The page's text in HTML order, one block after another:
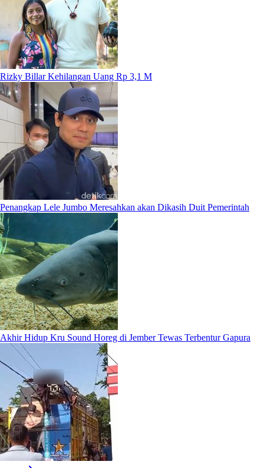
Rizky Billar Kehilangan Uang Rp 3,1 M
Penangkap Lele Jumbo Meresahkan akan Dikasih Duit Pemerintah
Akhir Hidup Kru Sound Horeg di Jember Tewas Terbentur Gapura